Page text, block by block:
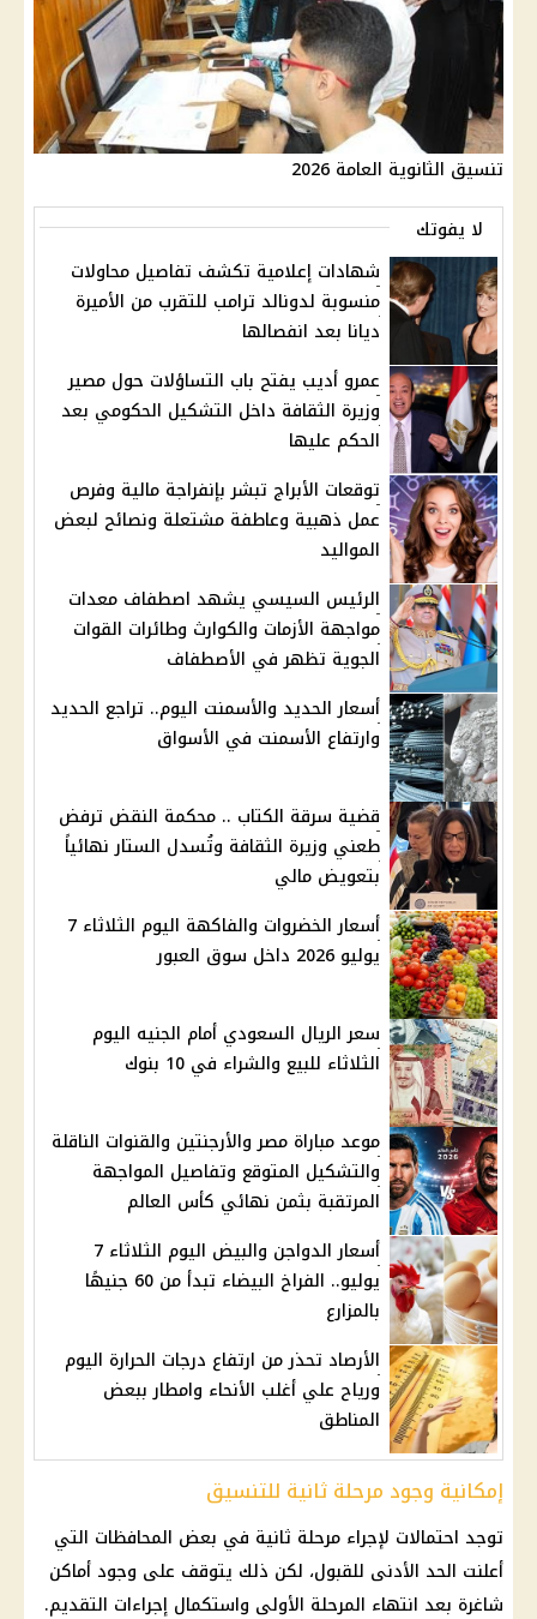
تنسيق الثانوية العامة 2026
لا يفوتك
شهادات إعلامية تكشف تفاصيل محاولات
منسوبة لدونالد ترامب للتقرب من الأميرة
ديانا بعد انفصالها
عمرو أديب يفتح باب التساؤلات حول مصير
وزيرة الثقافة داخل التشكيل الحكومي بعد
الحكم عليها
توقعات الأبراج تبشر بإنفراجة مالية وفرص
عمل ذهبية وعاطفة مشتعلة ونصائح لبعض
المواليد
الرئيس السيسي يشهد اصطفاف معدات
مواجهة الأزمات والكوارث وطائرات القوات
الجوية تظهر في الأصطفاف
أسعار الحديد والأسمنت اليوم.. تراجع الحديد
وارتفاع الأسمنت في الأسواق
قضية سرقة الكتاب .. محكمة النقض ترفض
طعني وزيرة الثقافة وتُسدل الستار نهائياً
بتعويض مالي
أسعار الخضروات والفاكهة اليوم الثلاثاء 7
يوليو 2026 داخل سوق العبور
سعر الريال السعودي أمام الجنيه اليوم
الثلاثاء للبيع والشراء في 10 بنوك
موعد مباراة مصر والأرجنتين والقنوات الناقلة
والتشكيل المتوقع وتفاصيل المواجهة
المرتقبة بثمن نهائي كأس العالم
أسعار الدواجن والبيض اليوم الثلاثاء 7
يوليو.. الفراخ البيضاء تبدأ من 60 جنيهًا
بالمزارع
الأرصاد تحذر من ارتفاع درجات الحرارة اليوم
ورياح علي أغلب الأنحاء وامطار ببعض
المناطق
إمكانية وجود مرحلة ثانية للتنسيق
توجد احتمالات لإجراء مرحلة ثانية في بعض المحافظات التي
أعلنت الحد الأدنى للقبول، لكن ذلك يتوقف على وجود أماكن
شاغرة بعد انتهاء المرحلة الأولى واستكمال إجراءات التقديم.